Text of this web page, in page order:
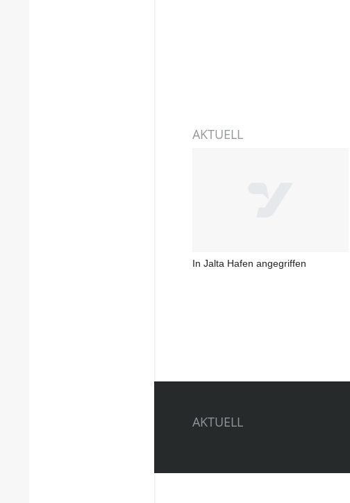
AKTUELL
In Jalta Hafen angegriffen
AKTUELL